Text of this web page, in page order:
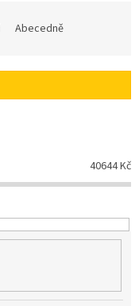
Abecedně
40644Kč